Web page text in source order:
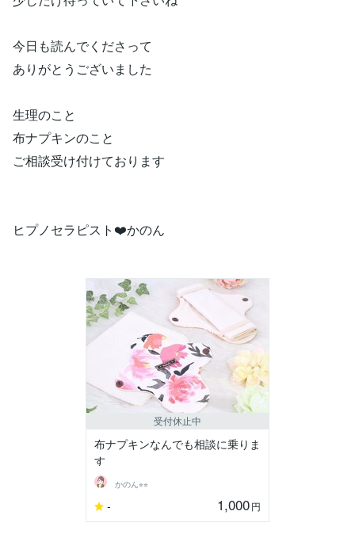
今日も読んでくださって
ありがとうございました
生理のこと
布ナプキンのこと
ご相談受け付けております
ヒプノセラピスト❤️かのん
受付休止中
布ナプキンなんでも相談に乗りま
す
かのん⭐︎⭐︎
- 1,000円